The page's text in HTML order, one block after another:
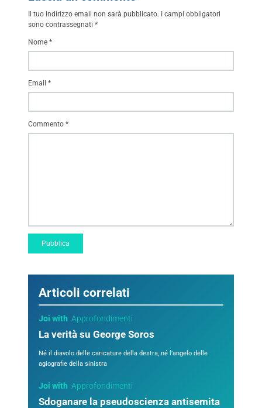
Articoli correlati
Joi with Approfondimenti
La verità su George Soros
Né il diavolo delle caricature della destra, né l’angelo delle
agiografie della sinistra
Joi with Approfondimenti
Sdoganare la pseudoscienza antisemita
Il tuo indirizzo email non sarà pubblicato. I campi obbligatori
sono contrassegnati *
Commento *
Nome *
Email *